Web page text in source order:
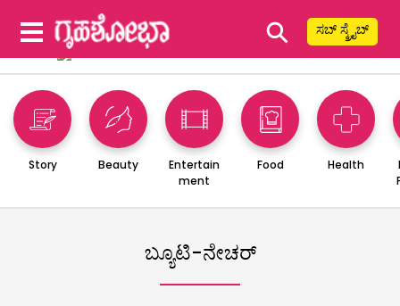
⚲ ಸಬ್ ಸ್ಕ್ರೈಬ್
Story Beauty
Entertain
ment
Food Health
ಬ್ಯೂಟಿ-ನೇಚರ್